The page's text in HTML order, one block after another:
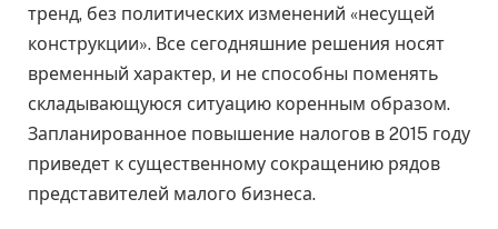
тренд, без политических изменений «несущей
конструкции». Все сегодняшние решения носят
временный характер, и не способны поменять
складывающуюся ситуацию коренным образом.
Запланированное повышение налогов в 2015 году
приведет к существенному сокращению рядов
представителей малого бизнеса.